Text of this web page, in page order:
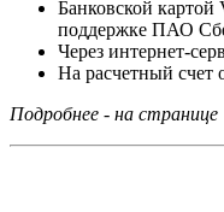
Банковской
поддержке ПАО
Через интернет-
На расчетный счет
Подробнее - на странице